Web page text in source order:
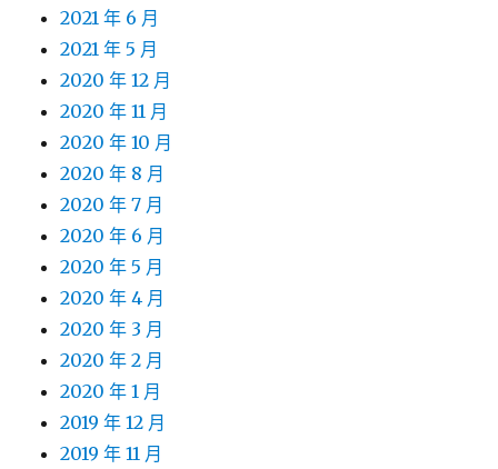
2021 年 6 月
2021 年 5 月
2020 年 12 月
2020 年 11 月
2020 年 10 月
2020 年 8 月
2020 年 7 月
2020 年 6 月
2020 年 5 月
2020 年 4 月
2020 年 3 月
2020 年 2 月
2020 年 1 月
2019 年 12 月
2019 年 11 月